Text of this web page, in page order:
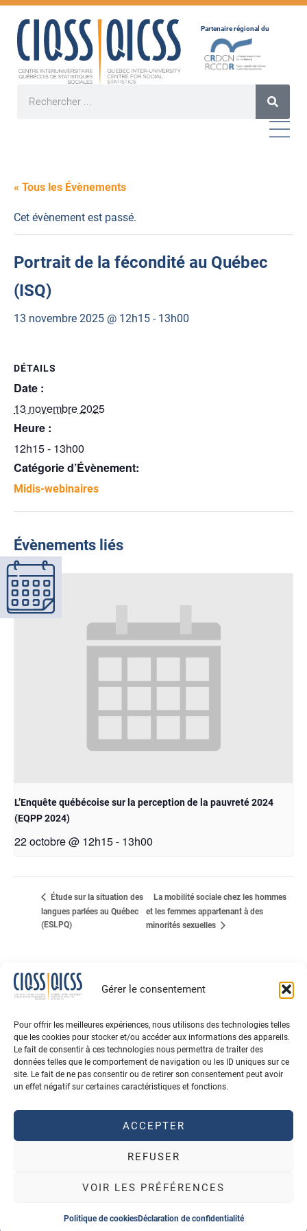
Gérer le consentement
Pour offrir les meilleures expériences, nous utilisons des technologies telles
que les cookies pour stocker et/ou accéder aux informations des appareils.
Le fait de consentir à ces technologies nous permettra de traiter des
données telles que le comportement de navigation ou les ID uniques sur ce
site. Le fait de ne pas consentir ou de retirer son consentement peut avoir
un effet négatif sur certaines caractéristiques et fonctions.
ACCEPTER
REFUSER
VOIR LES PRÉFÉRENCES
Politique de cookiesDéclaration de confidentialité
Partenaire régional du
« Tous les Évènements
Cet évènement est passé.
Portrait de la fécondité au Québec
(ISQ)
13 novembre 2025 @ 12h15 - 13h00
DÉTAILS
Date :
13 novembre 2025
Heure :
12h15 - 13h00
Catégorie d’Évènement:
Midis-webinaires
Évènements liés
L’Enquête québécoise sur la perception de la pauvreté 2024
(EQPP 2024)
22 octobre @ 12h15- 13h00
Étude sur la situation des
langues parlées au Québec
(ESLPQ)
La mobilité sociale chez les hommes
et les femmes appartenant à des
minorités sexuelles
ABONNEMENT À L'INFOLETTRE
© 2026 Tous Droits Réservés